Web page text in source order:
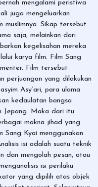
mengalami peristiwa
juga mengeluarkan
Sikap tersebut
saja, melainkan dari
kegelisahan mereka
karya film. Film Sang
Film tersebut
perjuangan yang dilakukan
Asy’ari, para ulama
kedaulatan bangsa
Jepang. Maka dari itu
makna jihad yang
Kyai menggunakan
isi adalah suatu teknik
dan mengolah pesan, atau
isi perilaku
yang dipilih atas objek